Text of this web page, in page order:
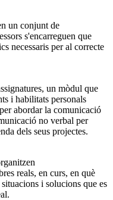
un conjunt de
s'encarreguen que
necessaris per al correcte
un mòdul que
i habilitats personals
abordar la comunicació
no verbal per
dels seus projectes.
reals, en curs, en què
i solucions que es